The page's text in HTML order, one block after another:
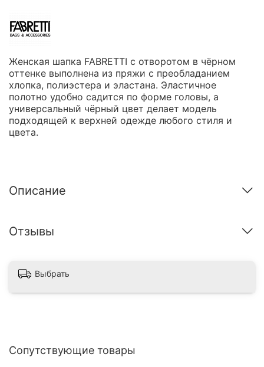
Женская шапка FABRETTI с отворотом в чёрном
оттенке выполнена из пряжи с преобладанием
хлопка, полиэстера и эластана. Эластичное
полотно удобно садится по форме головы, а
универсальный чёрный цвет делает модель
подходящей к верхней одежде любого стиля и
цвета.
Описание
Отзывы
Выбрать
Сопутствующие товары